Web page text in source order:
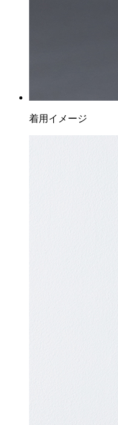
着用イメージ